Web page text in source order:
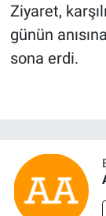
Ziyaret,
günün
sona erdi.